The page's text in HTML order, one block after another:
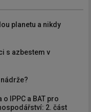
planetu a nikdy
s azbestem v
IPPC a BAT pro
2. část